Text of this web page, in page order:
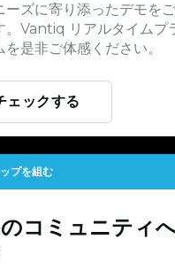
ーズに寄り添ったデモを
。Vantiq リアルタイムプ
を是非ご体感ください。
ェックする
プを組む
コミュニティ